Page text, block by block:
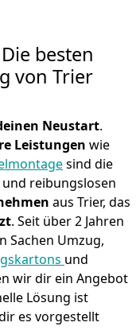
besten
von Trier
Neustart.
Leistungen wie
sind die
reibungslosen
aus Trier, das
. Seit über 2 Jahren
Sachen Umzug,
und
wir dir ein Angebot
Lösung ist
es vorgestellt